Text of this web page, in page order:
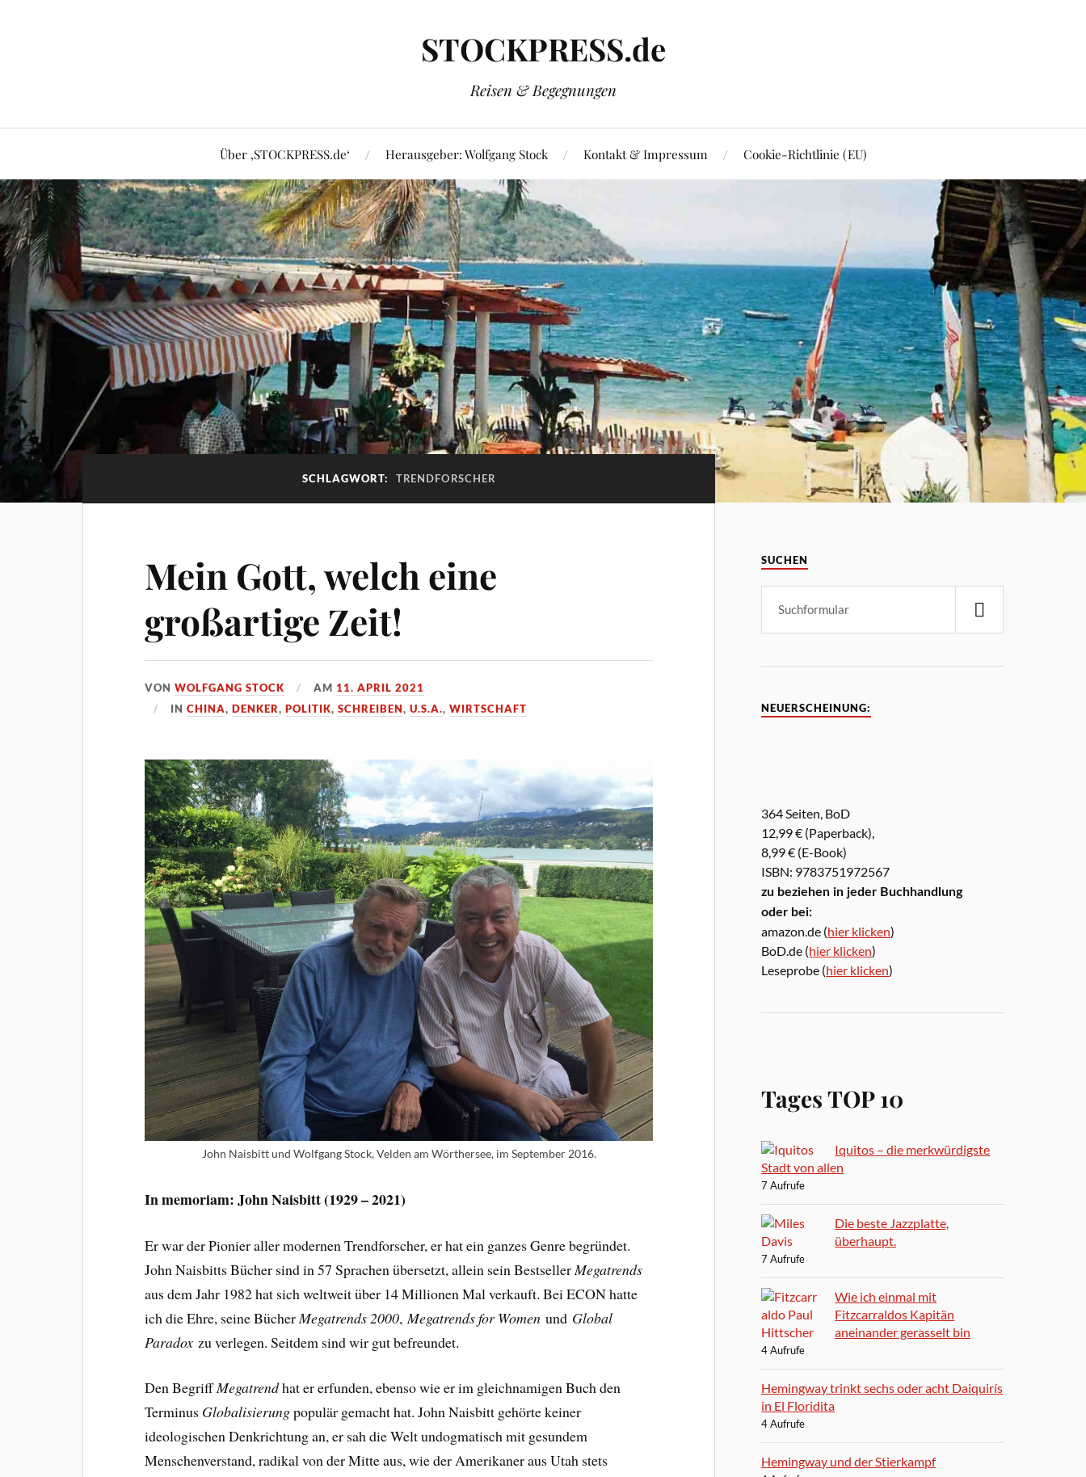
STOCKPRESS.de
Reisen & Begegnungen
Über ‚STOCKPRESS.de‘ Herausgeber: Wolfgang Stock Kontakt & Impressum Cookie-Richtlinie (EU)
SCHLAGWORT: TRENDFORSCHER
Mein Gott, welch eine
großartige Zeit!
VONWOLFGANG STOCK AM 11. APRIL 2021
INCHINA,DENKER,POLITIK,SCHREIBEN,U.S.A.,WIRTSCHAFT
John Naisbitt und Wolfgang Stock, Velden am Wörthersee, im September 2016.
In memoriam: John Naisbitt (1929 – 2021)
Er war der Pionier aller modernen Trendforscher, er hat ein ganzes Genre begründet.
John Naisbitts Bücher sind in 57 Sprachen übersetzt, allein sein Bestseller Megatrends
aus dem Jahr 1982 hat sich weltweit über 14 Millionen Mal verkauft. Bei ECON hatte
ich die Ehre, seine Bücher Megatrends 2000, Megatrends for Women und Global
Paradox zu verlegen. Seitdem sind wir gut befreundet.
Den BegriffMegatrendhat er erfunden, ebenso wie er im gleichnamigen Buch den
Terminus Globalisierungpopulär gemacht hat. John Naisbitt gehörte keiner
ideologischen Denkrichtung an, er sah die Welt undogmatisch mit gesundem
Menschenverstand, radikal von der Mitte aus, wie der Amerikaner aus Utah stets
SUCHEN
NEUERSCHEINUNG:
364 Seiten, BoD
12,99 € (Paperback),
8,99 € (E-Book)
ISBN: 9783751972567
zu beziehen in jeder Buchhandlung
oder bei:
amazon.de (hier klicken)
BoD.de (hier klicken)
Leseprobe (hier klicken)
Tages TOP 10
Iquitos – die merkwürdigste
Stadt von allen
7 Aufrufe
Die beste Jazzplatte,
überhaupt.
7 Aufrufe
Wie ich einmal mit
Fitzcarraldos Kapitän
aneinander gerasselt bin
4 Aufrufe
Hemingway trinkt sechs oder acht Daiquirís
in El Floridita
4 Aufrufe
Hemingway und der Stierkampf